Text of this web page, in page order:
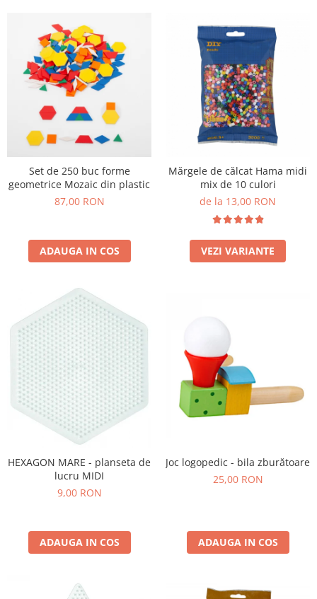
Jucarii de echilibru
Mingi terapeutice
Module din burete
Motricitate fina
Motricitate grosiera
Recunoasterea formelor
Saltele
Trasee de motricitate
Wellness
Diverse jucarii educative
Figurine
Spații de joacă
Educatie inovativa
Anatomie
Comunicare
Dezvoltare timpurie
Experimente
Forme
Joc imaginativ
Jucării interactive
Lumini si culori
Matematica
Pregătire pentru școală
Secventialitate
Set de 250 buc forme
geometrice Mozaic din plastic
87,00 RON
ADAUGA IN COS
Mărgele de călcat Hama midi
mix de 10 culori
de la 13,00 RON
VEZI VARIANTE
HEXAGON MARE - planseta de
lucru MIDI
9,00 RON
ADAUGA IN COS
Joc logopedic - bila zburătoare
25,00 RON
ADAUGA IN COS